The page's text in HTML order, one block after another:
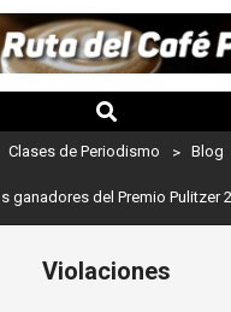
Clases de Periodismo > Blog
del Premio Pulitzer 2024
Violaciones